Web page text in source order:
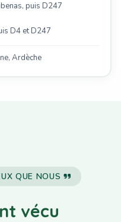
puis D247
D4 et D247
Ardèche
QUE NOUS
vécu